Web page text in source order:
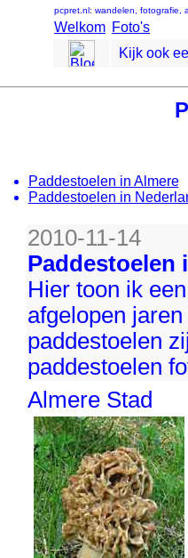
pcpret.nl: wandelen, fotografie,
Welkom Foto's
Kijk ook
Paddestoelen in Almere
Paddestoelen in
2010-11-14
Paddestoelen
Hier toon ik
afgelopen
paddestoelen
paddestoelen
Almere Stad